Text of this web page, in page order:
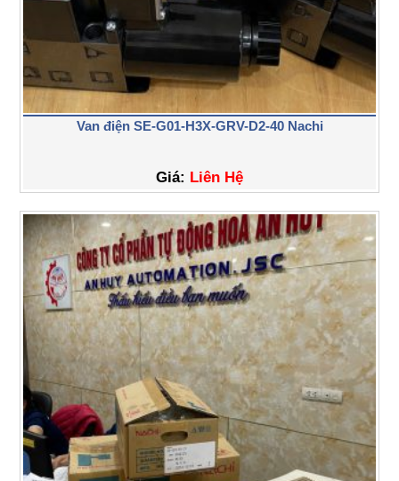
Van điện SE-G01-H3X-GRV-D2-40 Nachi
Giá: Liên Hệ